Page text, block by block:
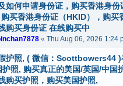
如何申请身份证，购买香港身份
购买香港身份证（HKID），购买
购买身份证 在线购买中
« Thu Aug 06, 2026 1:24
护照, ( 微信：Scottbowers44 )
护照, 购买真正的美国/英国/中国
购买护照，购买美国护照,